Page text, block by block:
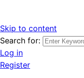
Skip to content
รับจ้างโพสต์ขายบ้านรา
หา โพสต์คุณภาพ ราคาคุ้
เว็บไซต์ รับจ้างโพสต์ขา
ขายบ้าน รับโพสต์ที่ดิน อ
เกิ้ลหน้าแรกทุกโพสต์ได้จ
Search for:
Log in
Register